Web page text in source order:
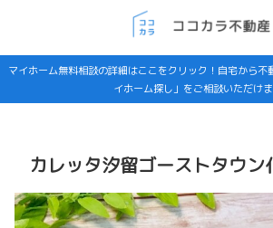
マイホーム無料相談の詳細はここをクリック！自宅から不
イホーム探し」をご相談いただけま
カレッタ汐留ゴーストタウン